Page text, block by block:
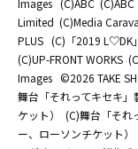
Limited (C)Media
PLUS (C)「2019 L♡DK
(C)UP-FRONT WORKS
Images ©2026 TAKE
舞台「それってキセキ
ケット）
(C)舞台「それ
ー、ローソンチケット）